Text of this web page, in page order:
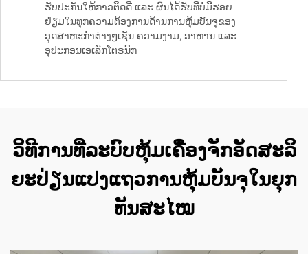
ຮັບປະກັນໃຫ້ກາວຕິດດີ ແລະ ຜົນໄດ້ຮັບທີ່ບໍ່ມີຮອຍ
ຢ່ຽມໃນທຸກຄວາມຕ້ອງການດ້ານການຫຸ້ມບັນຈຸຂອງ
ອຸດສາຫະກຳຕ່າງໆເຊັ່ນ ຄວາມງາມ, ອາຫານ ແລະ
ອຸປະກອນເອເລັກໂຕຣນິກ
ວິທີການທີ່ລະບົບຫຸ້ມເຄື່ອງຈັກອັດສະລິ
ຍະປ່ຽນແປງແຖວການຫຸ້ມບັນຈຸໃນຍຸກ
ທັນສະໄໝ